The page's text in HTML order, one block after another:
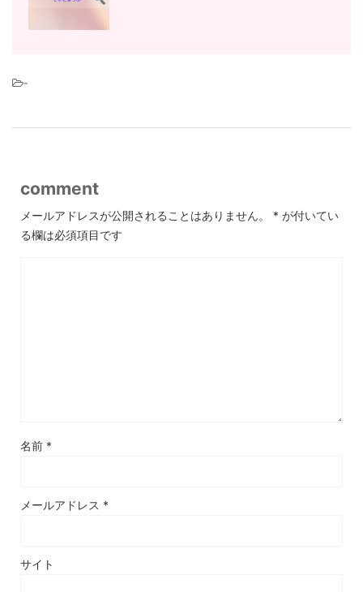
-
comment
メールアドレスが公開されることはありません。 * が付いてい
る欄は必須項目です
名前 *
メールアドレス *
サイト